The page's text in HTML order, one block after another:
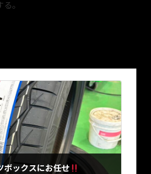
。
ボックスにお任せ